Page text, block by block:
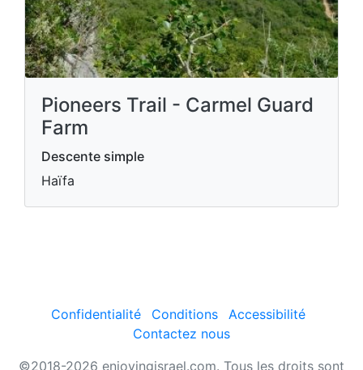
Pioneers Trail - Carmel Guard
Farm
Descente simple
Haïfa
Confidentialité Conditions
Accessibilité
Contactez nous
©2018-2026 enjoyingisrael.com. Tous les droits sont